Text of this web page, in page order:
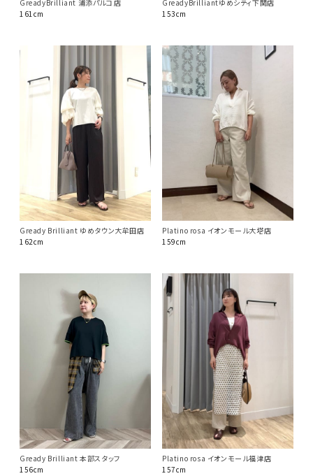
GreadyBrilliant 浦添パルコ店
161cm
GreadyBrilliantゆめシティ下関店
153cm
Gready Brilliant ゆめタウン大牟田店
162cm
Platino rosa イオンモール大塔店
159cm
Gready Brilliant 本部スタッフ
156cm
Platino rosa イオンモール福津店
157cm